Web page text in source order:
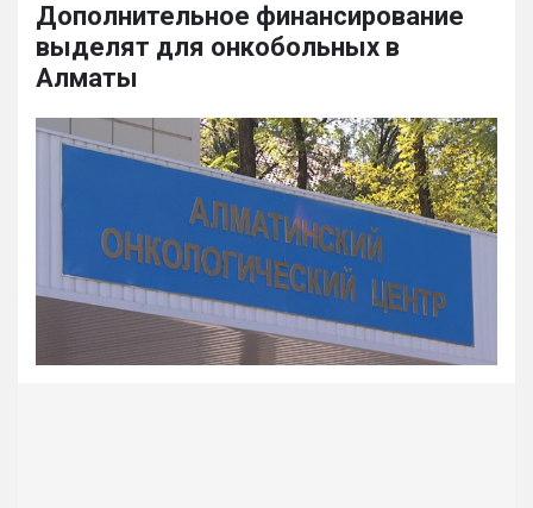
Дополнительное финансирование
выделят для онкобольных в
Алматы